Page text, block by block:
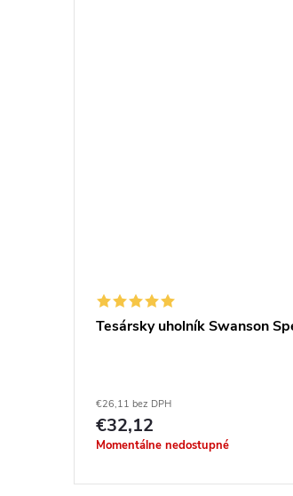
Tesársky uholník Swanson
€26,11 bez DPH
€32,12
Momentálne nedostupné